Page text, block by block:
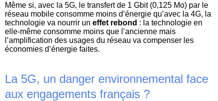
Même si, avec la 5G, le transfert de 1 Gbit (0,125 Mo) par le
réseau mobile consomme moins d’énergie qu’avec la 4G, la
technologie va nourrir un effet rebond : la technologie en
elle-même consomme moins que l’ancienne mais
l’amplification des usages du réseau va compenser les
économies d’énergie faites.
La 5G, un danger environnemental face
aux engagements français ?